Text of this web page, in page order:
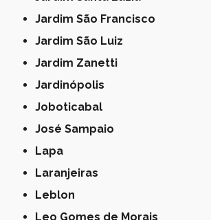
Jardim São Francisco
Jardim São Luiz
Jardim Zanetti
Jardinópolis
Joboticabal
José Sampaio
Lapa
Laranjeiras
Leblon
Leo Gomes de Morais